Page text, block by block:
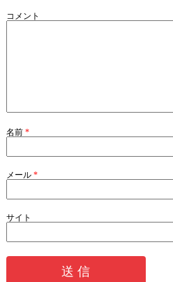
コメント
名前 *
メール *
サイト